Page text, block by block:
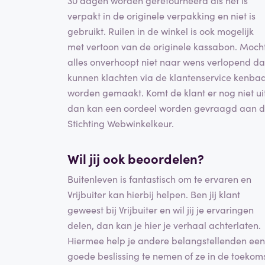
verpakt in de originele verpakking en niet is
gebruikt. Ruilen in de winkel is ook mogelijk
met vertoon van de originele kassabon.
alles onverhoopt niet naar wens verlopend
kunnen klachten via de klantenservice
worden gemaakt. Komt de klant er nog niet
dan kan een oordeel worden gevraagd aan
Stichting Webwinkelkeur.
Wil jij ook beoordelen?
Buitenleven is fantastisch om te ervaren en
Vrijbuiter kan hierbij helpen. Ben jij klant
geweest bij Vrijbuiter en wil jij je ervaringen
delen, dan kan je hier je verhaal achterlaten.
Hiermee help je andere belangstellenden een
goede beslissing te nemen of ze in de